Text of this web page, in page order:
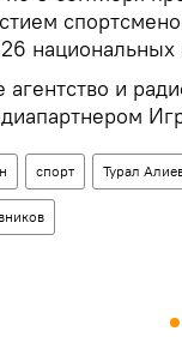
национальных
и
спорт Турал